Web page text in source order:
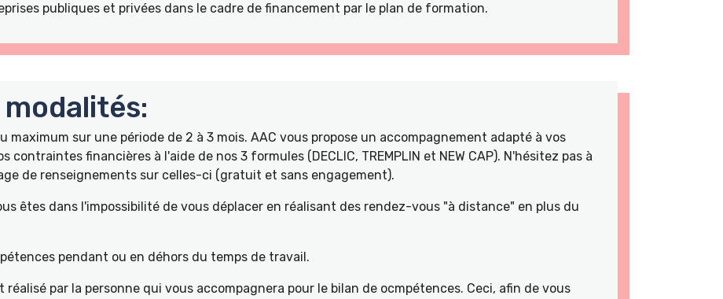
publiques et privées dans le cadre de financement par le plan de formation.
maximum sur une période de 2 à 3 mois. AAC vous propose un accompagnement adapté à vos
financières à l'aide de nos 3 formules (DECLIC, TREMPLIN et NEW CAP). N'hésitez pas à
de renseignements sur celles-ci (gratuit et sans engagement).
êtes dans l'impossibilité de vous déplacer en réalisant des rendez-vous "à distance" en plus du
pendant ou en déhors du temps de travail.
par la personne qui vous accompagnera pour le bilan de ocmpétences. Ceci, afin de vous